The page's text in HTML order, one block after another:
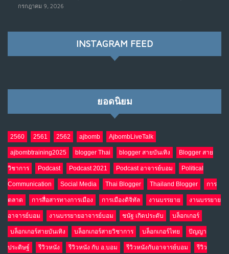
กรกฎาคม 9, 2026
INSTAGRAM FEED
ยอดนิยม
2560 2561 2562 ajbomb AjbombLiveTalk
ajbombtraining2025 blogger Thai blogger สายบันเทิง Blogger สาย
วิชาการ Podcast Podcast 2021 Podcast อาจารย์บอม Political
Communication Social Media Thai Blogger Thailand Blogger การ
ตลาด การสื่อสารทางการเมือง การเมืองดิจิทัล งานบรรยาย งานบรรยาย
อาจารย์บอม งานบรรยายอาจารย์บอม ชนัฐ เกิดประดับ บล็อกเกอร์
บล็อกเกอร์สายบันเทิง บล็อกเกอร์สายวิชาการ บล็อกเกอร์ไทย ปัญญา
ประดิษฐ์ รีวิวหนัง รีวิวหนัง กับ อ.บอม รีวิวหนังกับอาจารย์บอม รีวิว